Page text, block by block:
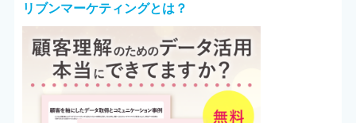
リブンマーケティングとは？